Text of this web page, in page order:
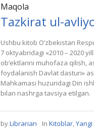
Maqola
Tazkirat ul-
Ushbu kitob Oʼzbekistan
7 oktyabridagi «2010 – 2020
obʼektlarini muhofaza qilish,
foydalanish Davlat dasturi»
Mahkamasi huzuridagi Din
bilan nashrga tavsiya etilgan.
byLibrarian In Kitoblar,